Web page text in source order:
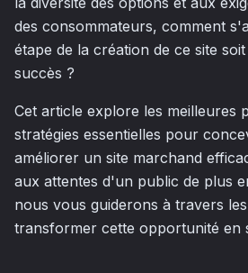
des consommateurs, comment
étape de la création de ce site
succès ?
Cet article explore les meilleures
stratégies essentielles pour
améliorer un site marchand
aux attentes d'un public de plus
nous vous guiderons à travers
transformer cette opportunité en